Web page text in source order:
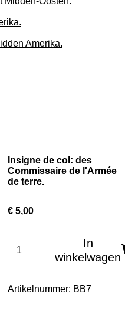
Amerika.
Insigne de col: des
Commissaire de l'Armée
de terre.
€ 5,00
In
winkelwagen
Artikelnummer: BB7